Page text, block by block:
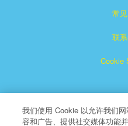
常
联
Cookie
我们使用 Cookie 以允许我们
容和广告、提供社交媒体功能